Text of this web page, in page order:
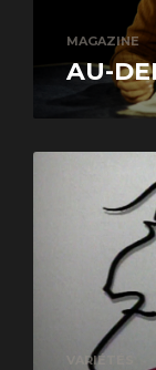
MAGAZINE
AU-
VARIÉTÉS